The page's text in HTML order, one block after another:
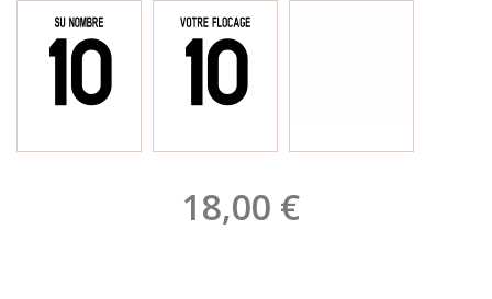
18,00 €